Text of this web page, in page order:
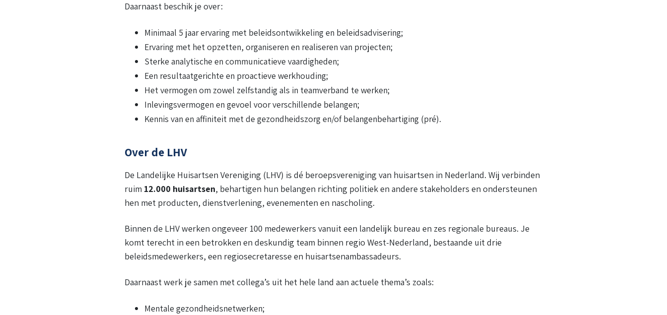
Daarnaast beschik je over:
Minimaal 5 jaar ervaring met beleidsontwikkeling en beleidsadvisering;
Ervaring met het opzetten, organiseren en realiseren van projecten;
Sterke analytische en communicatieve vaardigheden;
Een resultaatgerichte en proactieve werkhouding;
Het vermogen om zowel zelfstandig als in teamverband te werken;
Inlevingsvermogen en gevoel voor verschillende belangen;
Kennis van en affiniteit met de gezondheidszorg en/of belangenbehartiging (pré).
Over de LHV
De Landelijke Huisartsen Vereniging (LHV) is dé beroepsvereniging van huisartsen in Nederland. Wij verbinden
ruim 12.000 huisartsen, behartigen hun belangen richting politiek en andere stakeholders en ondersteunen
hen met producten, dienstverlening, evenementen en nascholing.
Binnen de LHV werken ongeveer 100 medewerkers vanuit een landelijk bureau en zes regionale bureaus. Je
komt terecht in een betrokken en deskundig team binnen regio West-Nederland, bestaande uit drie
beleidsmedewerkers, een regiosecretaresse en huisartsenambassadeurs.
Daarnaast werk je samen met collega’s uit het hele land aan actuele thema’s zoals:
Mentale gezondheidsnetwerken;